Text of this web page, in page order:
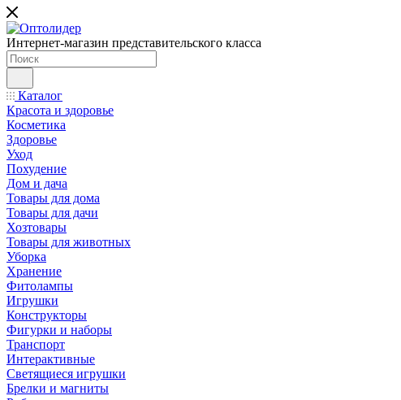
Интернет-магазин представительского класса
Каталог
Красота и здоровье
Косметика
Здоровье
Уход
Похудение
Дом и дача
Товары для дома
Товары для дачи
Хозтовары
Товары для животных
Уборка
Хранение
Фитолампы
Игрушки
Конструкторы
Фигурки и наборы
Транспорт
Интерактивные
Светящиеся игрушки
Брелки и магниты